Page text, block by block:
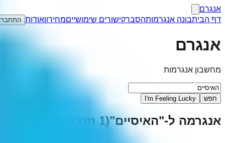
אנגרם
דף הביתבונה אנגרמותהסברקישורים שימושייםמחירוןאודות
אנגרם
מחשבון אנגרמות
חפש I'm Feeling Lucky
אנגרמה ל-"האיסיים"
(
1תוצאות)